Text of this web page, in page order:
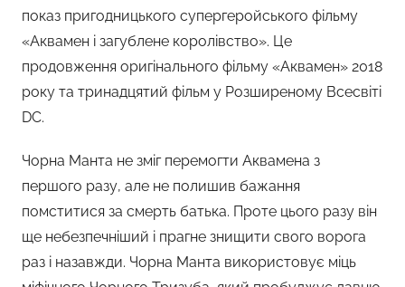
показ пригодницького супергеройського фільму
«Аквамен і загублене королівство». Це
продовження оригінального фільму «Аквамен» 2018
року та тринадцятий фільм у Розширеному Всесвіті
DC.
Чорна Манта не зміг перемогти Аквамена з
першого разу, але не полишив бажання
помститися за смерть батька. Проте цього разу він
ще небезпечніший і прагне знищити свого ворога
раз і назавжди. Чорна Манта використовує міць